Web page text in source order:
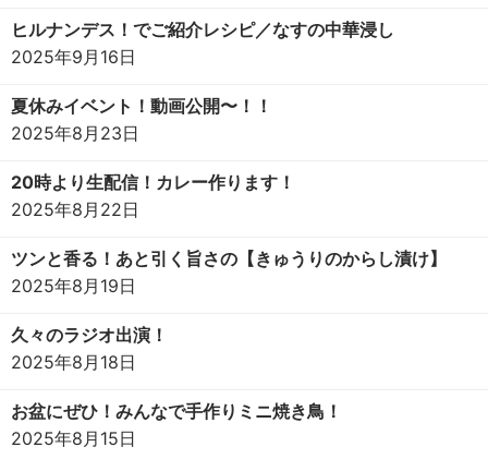
ヒルナンデス！でご紹介レシピ／なすの中華浸し
2025年9月16日
夏休みイベント！動画公開〜！！
2025年8月23日
20時より生配信！カレー作ります！
2025年8月22日
ツンと香る！あと引く旨さの【きゅうりのからし漬け】
2025年8月19日
久々のラジオ出演！
2025年8月18日
お盆にぜひ！みんなで手作りミニ焼き鳥！
2025年8月15日